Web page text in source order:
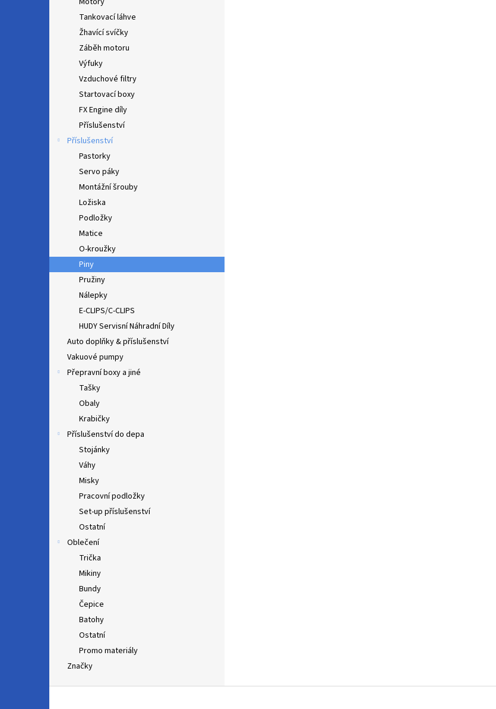
Tankovací láhve
Žhavící svíčky
Záběh motoru
Výfuky
Vzduchové filtry
Startovací boxy
FX Engine díly
Příslušenství
Příslušenství
Pastorky
Servo páky
Montážní šrouby
Ložiska
Podložky
Matice
O-kroužky
Piny
Pružiny
Nálepky
E-CLIPS/C-CLIPS
HUDY Servisní Náhradní Díly
Auto doplňky & příslušenství
Vakuové pumpy
Přepravní boxy a jiné
Tašky
Obaly
Krabičky
Příslušenství do depa
Stojánky
Váhy
Misky
Pracovní podložky
Set-up příslušenství
Ostatní
Oblečení
Trička
Mikiny
Bundy
Čepice
Batohy
Ostatní
Promo materiály
Značky